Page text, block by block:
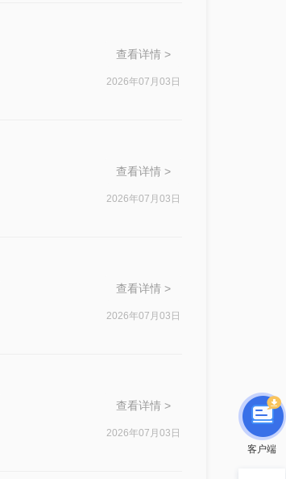
查看详情 >
2026年07月03日
查看详情 >
2026年07月03日
查看详情 >
2026年07月03日
查看详情 >
2026年07月03日
客户端